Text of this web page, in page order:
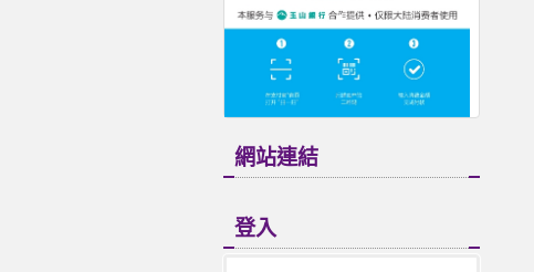
網站連結
登入